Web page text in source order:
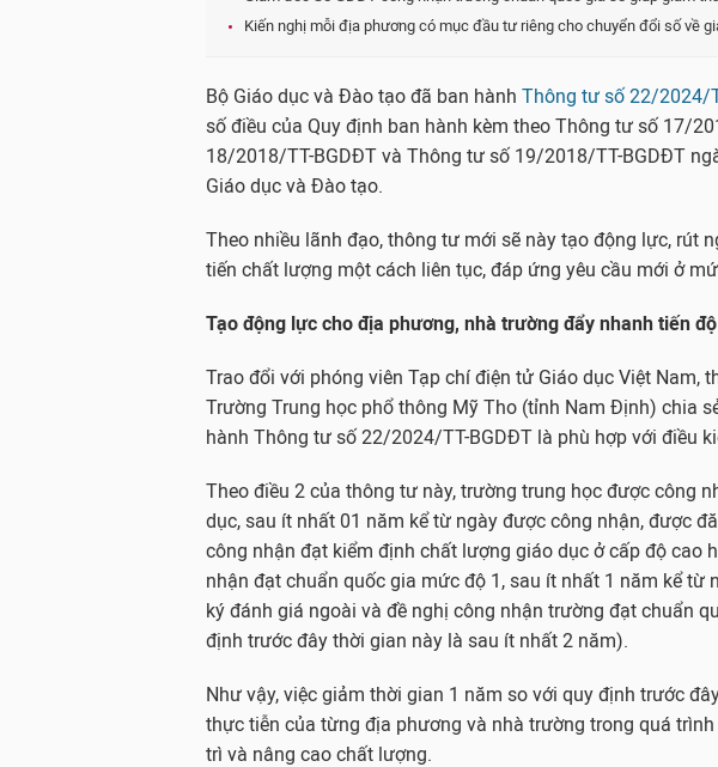
Kiến nghị mỗi địa phương có mục đầu tư riêng cho chuyển đổi số về
Bộ Giáo dục và Đào tạo đã ban hành Thông tư số 22/2024/
số điều của Quy định ban hành kèm theo Thông tư số 17/
18/2018/TT-BGDĐT và Thông tư số 19/2018/TT-BGDĐT
Giáo dục và Đào tạo.
Theo nhiều lãnh đạo, thông tư mới sẽ này tạo động lực, rút
tiến chất lượng một cách liên tục, đáp ứng yêu cầu mới ở
Tạo động lực cho địa phương, nhà trường đẩy nhanh tiến
Trao đổi với phóng viên Tạp chí điện tử Giáo dục Việt Nam,
Trường Trung học phổ thông Mỹ Tho (tỉnh Nam Định) chia
hành Thông tư số 22/2024/TT-BGDĐT là phù hợp với điều
Theo điều 2 của thông tư này, trường trung học được công
dục, sau ít nhất 01 năm kể từ ngày được công nhận, được
công nhận đạt kiểm định chất lượng giáo dục ở cấp độ cao
nhận đạt chuẩn quốc gia mức độ 1, sau ít nhất 1 năm kể từ
ký đánh giá ngoài và đề nghị công nhận trường đạt chuẩn
định trước đây thời gian này là sau ít nhất 2 năm).
Như vậy, việc giảm thời gian 1 năm so với quy định trước
thực tiễn của từng địa phương và nhà trường trong quá
trì và nâng cao chất lượng.